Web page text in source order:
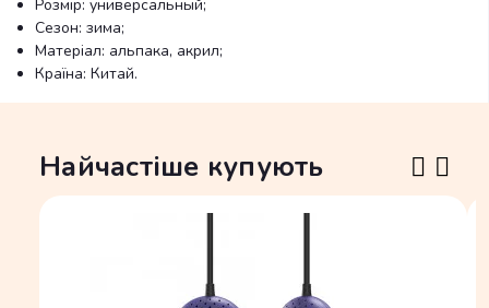
Розмір: универсальный;
Сезон: зима;
Матеріал: альпака, акрил;
Країна: Китай.
Найчастіше купують